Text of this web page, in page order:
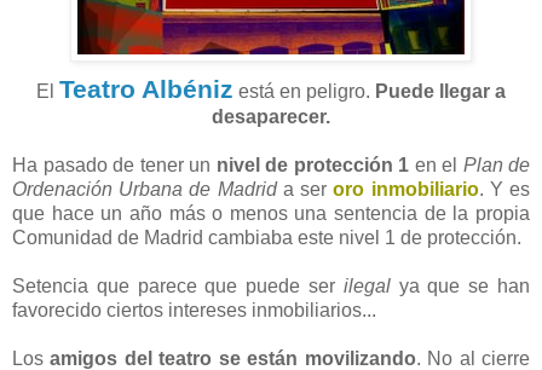
El Teatro Albéniz está en peligro. Puede llegar a
desaparecer.
Ha pasado de tener un nivel de protección 1 en el Plan de
Ordenación Urbana de Madrida seroro inmobiliario. Y es
que hace un año más o menos una sentencia de la propia
Comunidad de Madrid cambiaba este nivel 1 de protección.
Setencia que parece que puede ser ilegalya que se han
favorecido ciertos intereses inmobiliarios...
Losamigos del teatro se están movilizando. No al cierre